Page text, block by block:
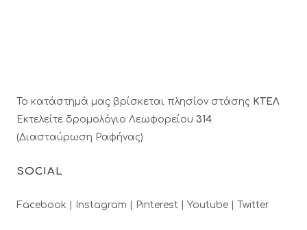
Το κατάστημά μας βρίσκεται πλησίον στάσης ΚΤΕΛ
Εκτελείτε δρομολόγιο Λεωφορείου 314
(Διασταύρωση Ραφήνας)
SOCIAL
Facebook | Instagram | Pinterest | Youtube | Twitter